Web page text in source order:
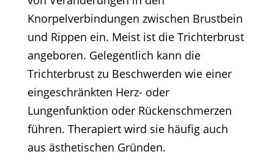
Knorpelverbindungen zwischen Brustbein
und Rippen ein. Meist ist die Trichterbrust
angeboren. Gelegentlich kann die
Trichterbrust zu Beschwerden wie einer
eingeschränkten Herz- oder
Lungenfunktion oder Rückenschmerzen
führen. Therapiert wird sie häufig auch
aus ästhetischen Gründen.